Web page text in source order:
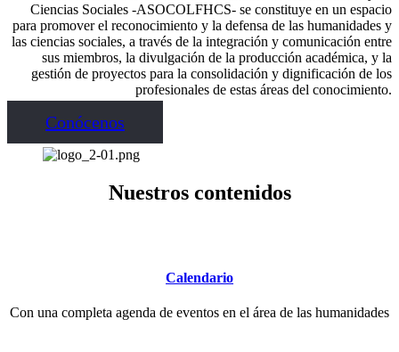
Ciencias Sociales -ASOCOLFHCS- se constituye en un espacio
para promover el reconocimiento y la defensa de las humanidades y
las ciencias sociales, a través de la integración y comunicación entre
sus miembros, la divulgación de la producción académica, y la
gestión de proyectos para la consolidación y dignificación de los
profesionales de estas áreas del conocimiento.
Conócenos
Nuestros contenidos
Calendario
Con una completa agenda de eventos en el área de las humanidades